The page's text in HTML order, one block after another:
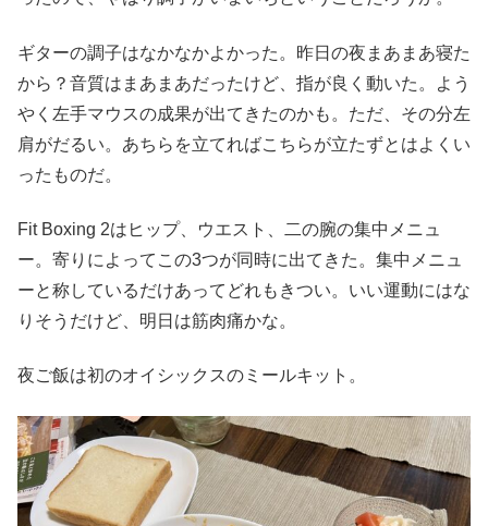
ギターの調子はなかなかよかった。昨日の夜まあまあ寝た
から？音質はまあまあだったけど、指が良く動いた。よう
やく左手マウスの成果が出てきたのかも。ただ、その分左
肩がだるい。あちらを立てればこちらが立たずとはよくい
ったものだ。
Fit Boxing 2はヒップ、ウエスト、二の腕の集中メニュ
ー。寄りによってこの3つが同時に出てきた。集中メニュ
ーと称しているだけあってどれもきつい。いい運動にはな
りそうだけど、明日は筋肉痛かな。
夜ご飯は初のオイシックスのミールキット。